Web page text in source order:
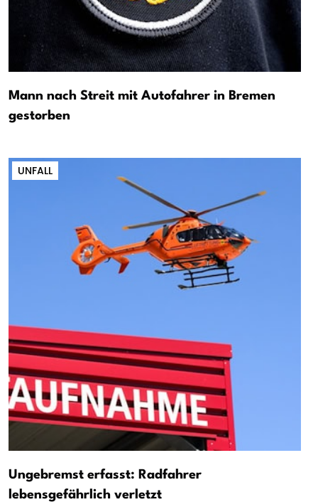
Mann nach Streit mit Autofahrer in Bremen
gestorben
UNFALL
Ungebremst erfasst: Radfahrer
lebensgefährlich verletzt